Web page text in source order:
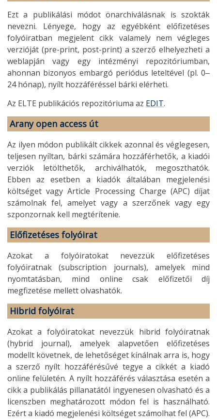
Ezt a publikálási módot önarchiválásnak is szokták
nevezni. Lényege, hogy az egyébként előfizetéses
folyóiratban megjelent cikk valamely nem végleges
verzióját (pre-print, post-print) a szerző elhelyezheti a
weblapján vagy egy intézményi repozitóriumban,
ahonnan bizonyos embargó periódus leteltével (pl. 0‒
24 hónap), nyílt hozzáféréssel bárki elérheti.
Az ELTE publikációs repozitóriuma az EDIT.
Arany open access út
Az ilyen módon publikált cikkek azonnal és véglegesen,
teljesen nyíltan, bárki számára hozzáférhetők, a kiadói
verziók letölthetők, archiválhatók, megoszthatók.
Ebben az esetben a kiadók általában megjelenési
költséget vagy Article Processing Charge (APC) díjat
számolnak fel, amelyet vagy a szerzőnek vagy egy
szponzornak kell megtérítenie.
Előfizetéses folyóirat
Azokat a folyóiratokat nevezzük előfizetéses
folyóiratnak (subscription journals), amelyek mind
nyomtatásban, mind online csak előfizetői díj
megfizetése mellett olvashatók.
Hibrid folyóirat
Azokat a folyóiratokat nevezzük hibrid folyóiratnak
(hybrid journal), amelyek alapvetően előfizetéses
modellt követnek, de lehetőséget kínálnak arra is, hogy
a szerző nyílt hozzáférésűvé tegye a cikkét a kiadó
online felületén. A nyílt hozzáférés választása esetén a
cikk a publikálás pillanatától ingyenesen olvasható és a
licenszben meghatározott módon fel is használható.
Ezért a kiadó megjelenési költséget számolhat fel (APC).